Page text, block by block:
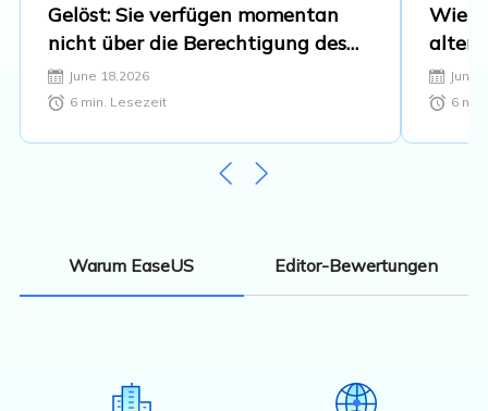
Gelöst: Sie verfügen momentan
nicht über die Berechtigung des
Zugriffs auf diesen Ordner
June 18,2026
6min. Lesezeit
Wie
alten
June
6
Warum EaseUS Editor-Bewertungen